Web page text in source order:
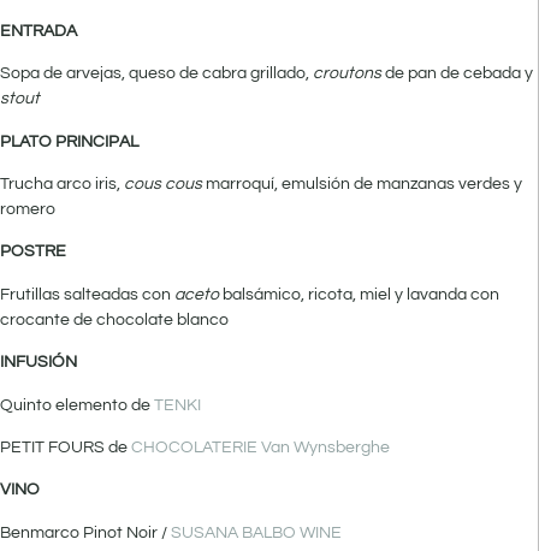
ENTRADA
Sopa de arvejas, queso de cabra grillado, croutonsde pan de cebada y
stout
PLATO PRINCIPAL
Trucha arco iris, cous cousmarroquí, emulsión de manzanas verdes y
romero
POSTRE
Frutillas salteadas con acetobalsámico, ricota, miel y lavanda con
crocante de chocolate blanco
INFUSIÓN
Quinto elemento de TENKI
PETIT FOURS de CHOCOLATERIE Van Wynsberghe
VINO
Benmarco Pinot Noir / SUSANA BALBO WINE